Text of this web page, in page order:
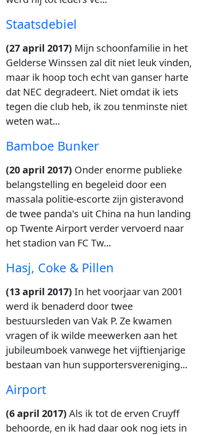
Staatsdebiel
(27 april 2017) Mijn schoonfamilie in het
Gelderse Winssen zal dit niet leuk vinden,
maar ik hoop toch echt van ganser harte
dat NEC degradeert. Niet omdat ik iets
tegen die club heb, ik zou tenminste niet
weten wat...
Bamboe Bunker
(20 april 2017) Onder enorme publieke
belangstelling en begeleid door een
massala politie-escorte zijn gisteravond
de twee panda's uit China na hun landing
op Twente Airport verder vervoerd naar
het stadion van FC Tw...
Hasj, Coke & Pillen
(13 april 2017) In het voorjaar van 2001
werd ik benaderd door twee
bestuursleden van Vak P. Ze kwamen
vragen of ik wilde meewerken aan het
jubileumboek vanwege het vijftienjarige
bestaan van hun supportersvereniging...
Airport
(6 april 2017) Als ik tot de erven Cruyff
behoorde, en ik had daar ook nog iets in